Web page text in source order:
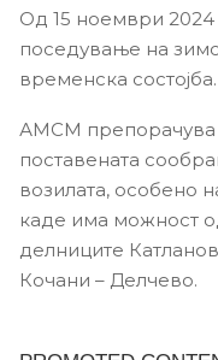
Од 15 ноември 2024
поседување на
временска состојба.
АМСМ препорачува
поставената
возилата, особено
каде има можност
делниците
Кочани – Делчево.